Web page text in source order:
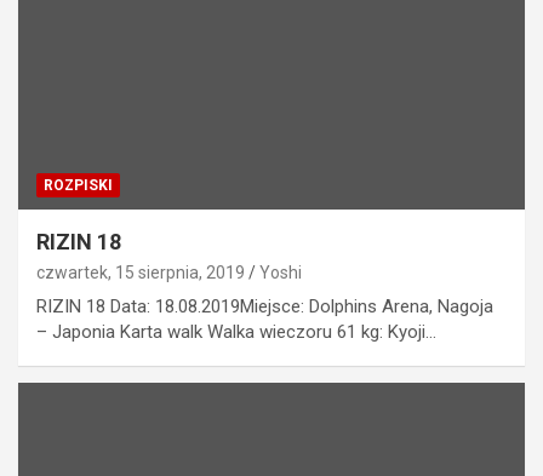
ROZPISKI
RIZIN 18
czwartek, 15 sierpnia, 2019 Yoshi
RIZIN 18 Data: 18.08.2019Miejsce: Dolphins Arena, Nagoja
– Japonia Karta walk Walka wieczoru 61 kg: Kyoji…